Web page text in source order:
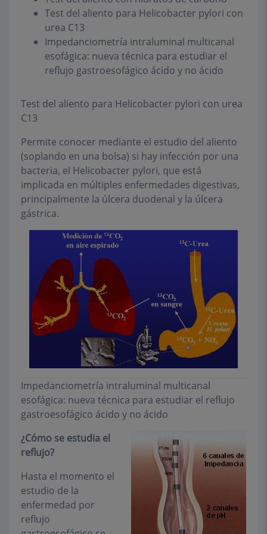
Test del aliento para Helicobacter pylori con
urea C13
Impedanciometría intraluminal multicanal
esofágica: nueva técnica para estudiar el
reflujo gastroesofágico ácido y no ácido
Test del aliento para Helicobacter pylori con urea
C13
Permite conocer mediante el estudio del aliento
(soplando en una bolsa) si hay infección por una
bacteria, el Helicobacter pylori, que está
implicada en múltiples enfermedades digestivas,
principalmente la úlcera duodenal y la úlcera
gástrica.
Impedanciometría intraluminal multicanal
esofágica: nueva técnica para estudiar el reflujo
gastroesofágico ácido y no ácido
¿Cómo se estudia el
reflujo?
Hasta el momento el
estudio de la
enfermedad por
reflujo